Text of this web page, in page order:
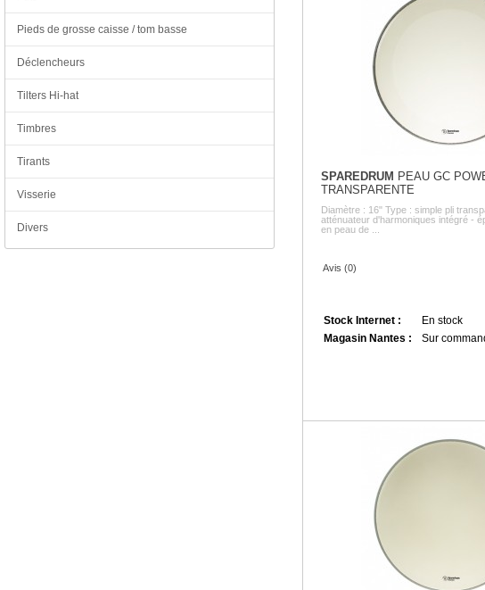
SPAREDRUM PEAU GC
TRANSPARENTE
Diamètre : 16" Type : simple pli
atténuateur d'harmoniques intégré -
en peau de ...
Avis (0)
Stock Internet :
En stock
Magasin Nantes :
Sur
Pieds de grosse caisse / tom basse
Déclencheurs
Tilters Hi-hat
Timbres
Tirants
Visserie
Divers